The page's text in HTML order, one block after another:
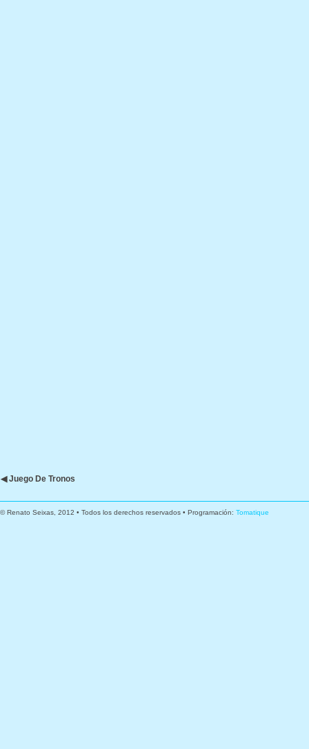
◀ Juego De Tronos
© Renato Seixas, 2012 • Todos los derechos reservados • Programación: Tomatique